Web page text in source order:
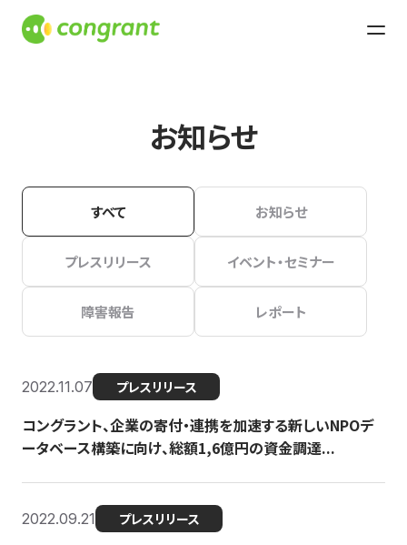
お知らせ
すべて お知らせ
プレスリリース イベント・セミナー
障害報告 レポート
2022.11.07 プレスリリース
コングラント、企業の寄付・連携を加速する新しいNPOデ
ータベース構築に向け、総額1,6億円の資金調達...
2022.09.21 プレスリリース